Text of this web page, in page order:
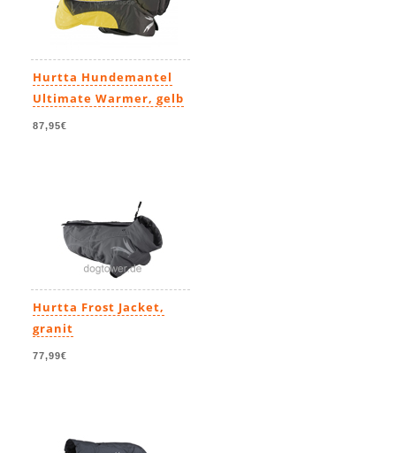
Hurtta Hundemantel
Ultimate Warmer, gelb
87,95€
Hurtta Frost Jacket,
granit
77,99€